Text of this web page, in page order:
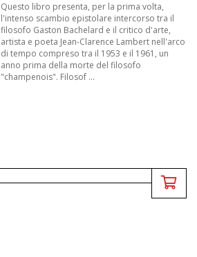
Questo libro presenta, per la prima volta,
l'intenso scambio epistolare intercorso tra il
filosofo Gaston Bachelard e il critico d'arte,
artista e poeta Jean-Clarence Lambert nell'arco
di tempo compreso tra il 1953 e il 1961, un
anno prima della morte del filosofo
"champenois". Filosof ...